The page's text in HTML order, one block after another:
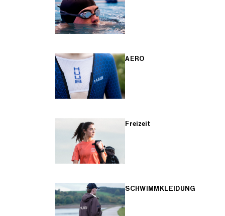
AERO
Freizeit
SCHWIMMKLEIDUNG